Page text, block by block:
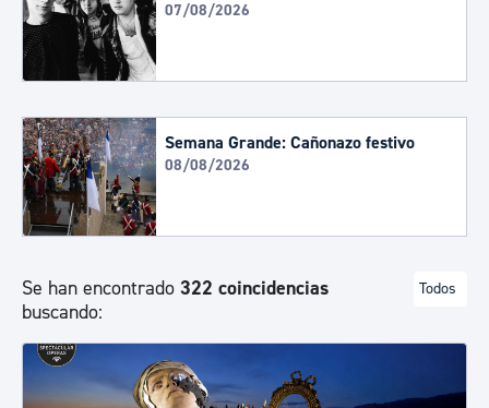
07/08/2026
Semana Grande: Cañonazo festivo
08/08/2026
Se han encontrado 322 coincidencias
buscando:
Todos